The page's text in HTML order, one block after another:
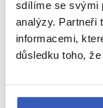
sdílíme se svými
analýzy. Partneři
informacemi,
důsledku toho,
Anglie